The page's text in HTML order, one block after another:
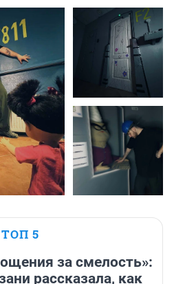
ТОП 5
за смелость»:
рассказала, как